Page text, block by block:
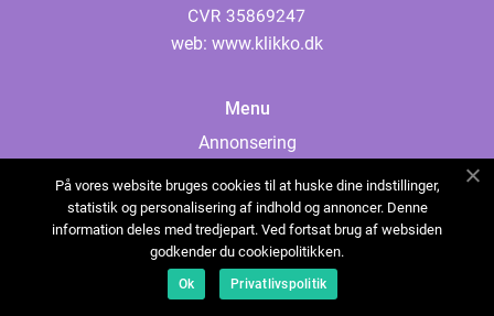
web: www.klikko.dk
Menu
Annonsering
Cookies
Kontakta oss
Sitemap
På vores website bruges cookies til at huske dine indstillinger,
statistik og personalisering af indhold og annoncer. Denne
information deles med tredjepart. Ved fortsat brug af websiden
godkender du cookiepolitikken.
Ok Privatlivspolitik